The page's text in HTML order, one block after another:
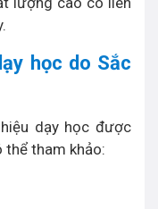
học do Sắc
dạy học được
thể tham khảo: